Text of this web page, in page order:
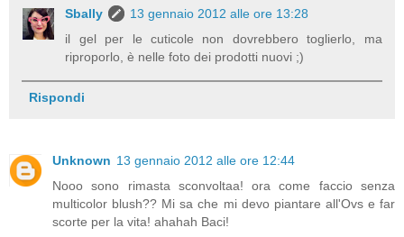
Sbally
13 gennaio 2012 alle ore 13:28
il gel per le cuticole non dovrebbero toglierlo, ma
riproporlo, è nelle foto dei prodotti nuovi ;)
Rispondi
Unknown 13 gennaio 2012 alle ore 12:44
Nooo sono rimasta sconvoltaa! ora come faccio senza
multicolor blush?? Mi sa che mi devo piantare all'Ovs e far
scorte per la vita! ahahah Baci!